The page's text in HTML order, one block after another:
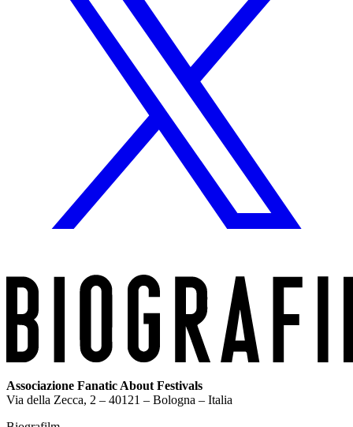
Associazione Fanatic About Festivals
Via della Zecca, 2 – 40121 – Bologna – Italia